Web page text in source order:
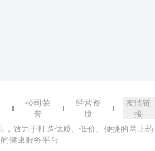
公司荣
誉
经营资
质
友情链
接
致力于打造优质、低价、便捷的网上药
健康服务平台